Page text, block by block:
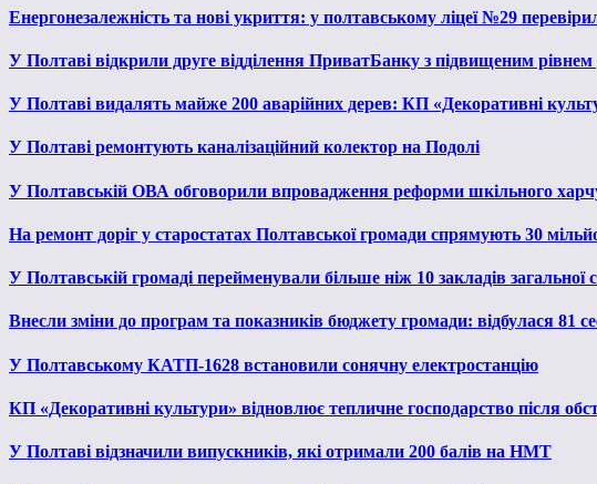
Енергонезалежність та нові укриття: у полтавському ліцеї №29
У Полтаві відкрили друге відділення ПриватБанку з підвищеним рівнем
У Полтаві видалять майже 200 аварійних дерев: КП «Декоративні
У Полтаві ремонтують каналізаційний колектор на Подолі
У Полтавській ОВА обговорили впровадження реформи шкільного
На ремонт доріг у старостатах Полтавської громади спрямують 30
У Полтавській громаді перейменували більше ніж 10 закладів загальної
Внесли зміни до програм та показників бюджету громади: відбулася 81
У Полтавському КАТП-1628 встановили сонячну електростанцію
КП «Декоративні культури» відновлює тепличне господарство після
У Полтаві відзначили випускників, які отримали 200 балів на НМТ